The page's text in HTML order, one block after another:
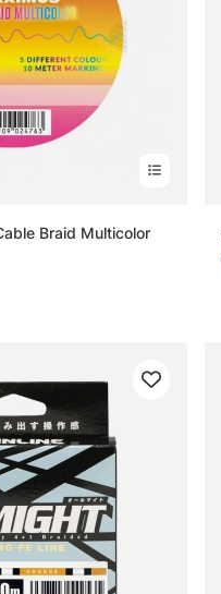
Braid Multicolor